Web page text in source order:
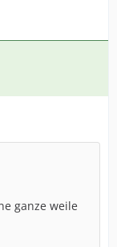
ganze weile